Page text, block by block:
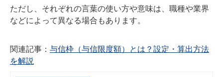
ただし、それぞれの言葉の使い方や意味は、職種や業界
などによって異なる場合もあります。
関連記事： 与信枠（与信限度額）とは？設定・算出方法
を解説